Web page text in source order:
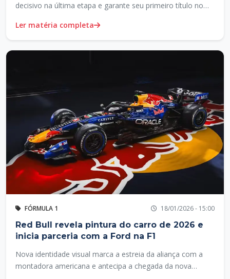
decisivo na última etapa e garante seu primeiro título no
Ler matéria completa
FÓRMULA 1 18/01/2026 - 15:00
Red Bull revela pintura do carro de 2026 e
inicia parceria com a Ford na F1
Nova identidade visual marca a estreia da aliança com a
montadora americana e antecipa a chegada da nova